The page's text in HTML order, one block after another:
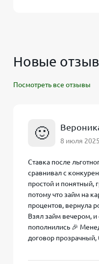
Примечание:При
Как
Получить онлайн-
дистанционный и
Заполнение
калькулятора
повысить шанс
Новые
Посмотреть все отзывы
🙂 8 июля 2025
Ставка после
сравнивал с
простой и понятный,
потому что займ на
процентов, вернула
Взял займ вечером, и
пополнились 🎉
договор прозрачный,